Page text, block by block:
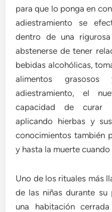
para que lo ponga en
adiestramiento se
dentro de una
abstenerse de tener
bebidas alcohólicas,
alimentos
adiestramiento, el
capacidad de curar
aplicando hierbas y
conocimientos también
y hasta la muerte
Uno de los rituales más
de las niñas durante su
una habitación